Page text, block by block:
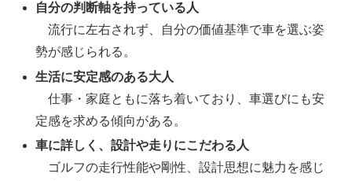
自分の判断軸を持っている人
流行に左右されず、自分の価値基準で車を選ぶ姿
勢が感じられる。
生活に安定感のある大人
仕事・家庭ともに落ち着いており、車選びにも安
定感を求める傾向がある。
車に詳しく、設計や走りにこだわる人
ゴルフの走行性能や剛性、設計思想に魅力を感じ